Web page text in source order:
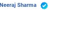
Neeraj Sharma